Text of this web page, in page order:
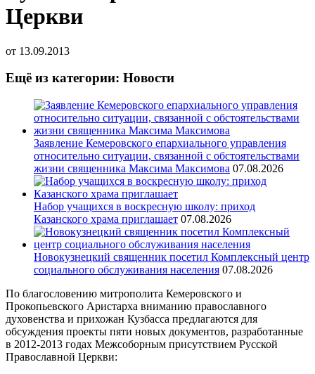
Церкви
от 13.09.2013
Ещё из категории: Новости
Заявление Кемеровского епархиального управления
относительно ситуации, связанной с обстоятельствами
жизни священника Максима Максимова 07.08.2026
Набор учащихся в воскресную школу: приход
Казанского храма приглашает 07.08.2026
Новокузнецкий священник посетил Комплексный центр
социального обслуживания населения 07.08.2026
По благословению митрополита Кемеровского и
Прокопьевского Аристарха вниманию православного
духовенства и прихожан Кузбасса предлагаются для
обсуждения проекты пяти новых документов, разработанные
в 2012-2013 годах Межсоборным присутствием Русской
Православной Церкви: